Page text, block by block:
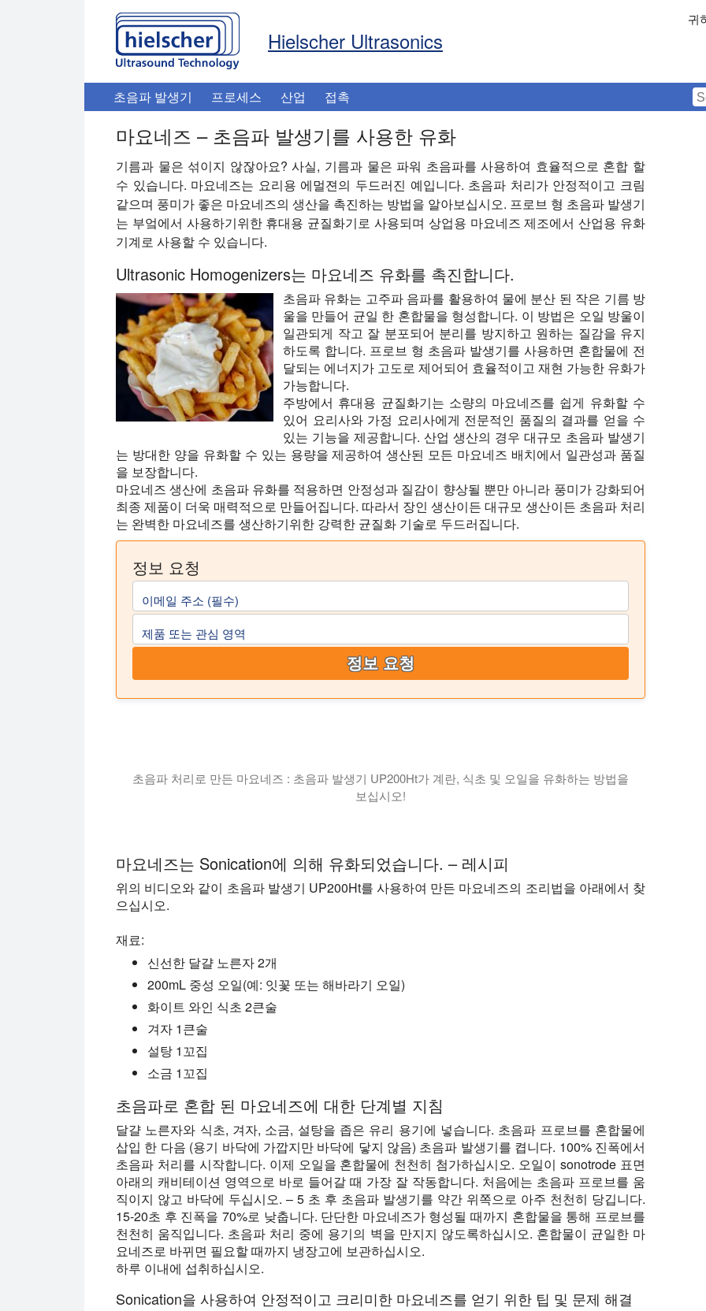
Hielscher Ultrasonics
귀
초음파 발생기 프로세스 산업 접촉
마요네즈 – 초음파 발생기를 사용한 유화
기름과 물은 섞이지 않잖아요? 사실, 기름과 물은 파워 초음파를 사용하여 효율적으로 혼합 할
수 있습니다. 마요네즈는 요리용 에멀젼의 두드러진 예입니다. 초음파 처리가 안정적이고 크림
같으며 풍미가 좋은 마요네즈의 생산을 촉진하는 방법을 알아보십시오. 프로브 형 초음파 발생기
는 부엌에서 사용하기위한 휴대용 균질화기로 사용되며 상업용 마요네즈 제조에서 산업용 유화
기계로 사용할 수 있습니다.
Ultrasonic Homogenizers는 마요네즈 유화를 촉진합니다.
초음파 유화는 고주파 음파를 활용하여 물에 분산 된 작은 기름 방
울을 만들어 균일 한 혼합물을 형성합니다. 이 방법은 오일 방울이
일관되게 작고 잘 분포되어 분리를 방지하고 원하는 질감을 유지
하도록 합니다. 프로브 형 초음파 발생기를 사용하면 혼합물에 전
달되는 에너지가 고도로 제어되어 효율적이고 재현 가능한 유화가
가능합니다.
주방에서 휴대용 균질화기는 소량의 마요네즈를 쉽게 유화할 수
있어 요리사와 가정 요리사에게 전문적인 품질의 결과를 얻을 수
있는 기능을 제공합니다. 산업 생산의 경우 대규모 초음파 발생기
는 방대한 양을 유화할 수 있는 용량을 제공하여 생산된 모든 마요네즈 배치에서 일관성과 품질
을 보장합니다.
마요네즈 생산에 초음파 유화를 적용하면 안정성과 질감이 향상될 뿐만 아니라 풍미가 강화되어
최종 제품이 더욱 매력적으로 만들어집니다. 따라서 장인 생산이든 대규모 생산이든 초음파 처리
는 완벽한 마요네즈를 생산하기위한 강력한 균질화 기술로 두드러집니다.
정보 요청
이메일 주소 (필수)
제품 또는 관심 영역
정보 요청
초음파 처리로 만든 마요네즈 : 초음파 발생기 UP200Ht가 계란, 식초 및 오일을 유화하는 방법을
보십시오!
마요네즈는 Sonication에 의해 유화되었습니다. – 레시피
위의 비디오와 같이 초음파 발생기 UP200Ht를 사용하여 만든 마요네즈의 조리법을 아래에서 찾
으십시오.
재료:
신선한 달걀 노른자 2개
200mL 중성 오일(예: 잇꽃 또는 해바라기 오일)
화이트 와인 식초 2큰술
겨자 1큰술
설탕 1꼬집
소금 1꼬집
초음파로 혼합 된 마요네즈에 대한 단계별 지침
달걀 노른자와 식초, 겨자, 소금, 설탕을 좁은 유리 용기에 넣습니다. 초음파 프로브를 혼합물에
삽입 한 다음 (용기 바닥에 가깝지만 바닥에 닿지 않음) 초음파 발생기를 켭니다. 100% 진폭에서
초음파 처리를 시작합니다. 이제 오일을 혼합물에 천천히 첨가하십시오. 오일이 sonotrode 표면
아래의 캐비테이션 영역으로 바로 들어갈 때 가장 잘 작동합니다. 처음에는 초음파 프로브를 움
직이지 않고 바닥에 두십시오. – 5 초 후 초음파 발생기를 약간 위쪽으로 아주 천천히 당깁니다.
15-20초 후 진폭을 70%로 낮춥니다. 단단한 마요네즈가 형성될 때까지 혼합물을 통해 프로브를
천천히 움직입니다. 초음파 처리 중에 용기의 벽을 만지지 않도록하십시오. 혼합물이 균일한 마
요네즈로 바뀌면 필요할 때까지 냉장고에 보관하십시오.
하루 이내에 섭취하십시오.
Sonication을 사용하여 안정적이고 크리미한 마요네즈를 얻기 위한 팁 및 문제 해결